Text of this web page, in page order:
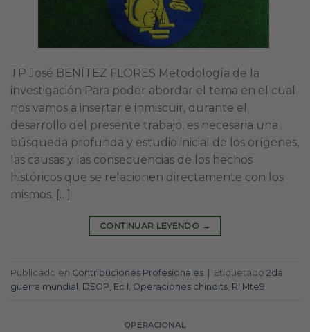
TP José BENÍTEZ FLORES Metodología de la
investigación Para poder abordar el tema en el cual
nos vamos a insertar e inmiscuir, durante el
desarrollo del presente trabajo, es necesaria una
búsqueda profunda y estudio inicial de los orígenes,
las causas y las consecuencias de los hechos
históricos que se relacionen directamente con los
mismos. […]
CONTINUAR LEYENDO →
Publicado en Contribuciones Profesionales Etiquetado 2da
guerra mundial , DEOP, Ec I, Operaciones chindits, RI Mte9
OPERACIONAL